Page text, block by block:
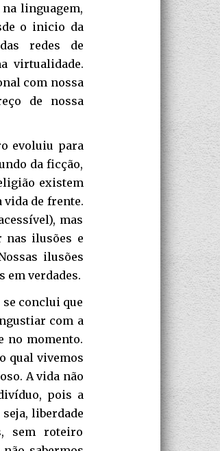
linguagem,
o inicio da
redes de
virtualidade.
com nossa
de nossa
evoluiu para
da ficção,
existem
vida de frente.
mas
nas ilusões e
ilusões
em verdades.
conclui que
com a
no momento.
qual vivemos
A vida não
pois a
liberdade
sem roteiro